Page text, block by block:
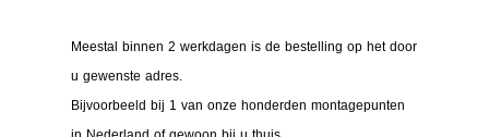
Meestal binnen 2 werkdagen is de bestelling op het door
u gewenste adres.
Bijvoorbeeld bij 1 van onze honderden montagepunten